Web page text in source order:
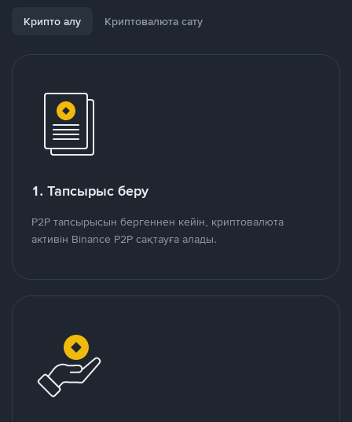
Крипто алу Криптовалюта сату
1. Тапсырыс беру
P2P тапсырысын бергеннен кейін, криптовалюта
активін Binance P2P сақтауға алады.